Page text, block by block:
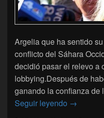
Argelia que ha sentido
conflicto del Sáhara
decidió pasar el relevo a
lobbying.Después de
ganando la confianza de
Seguir leyendo Argel
→